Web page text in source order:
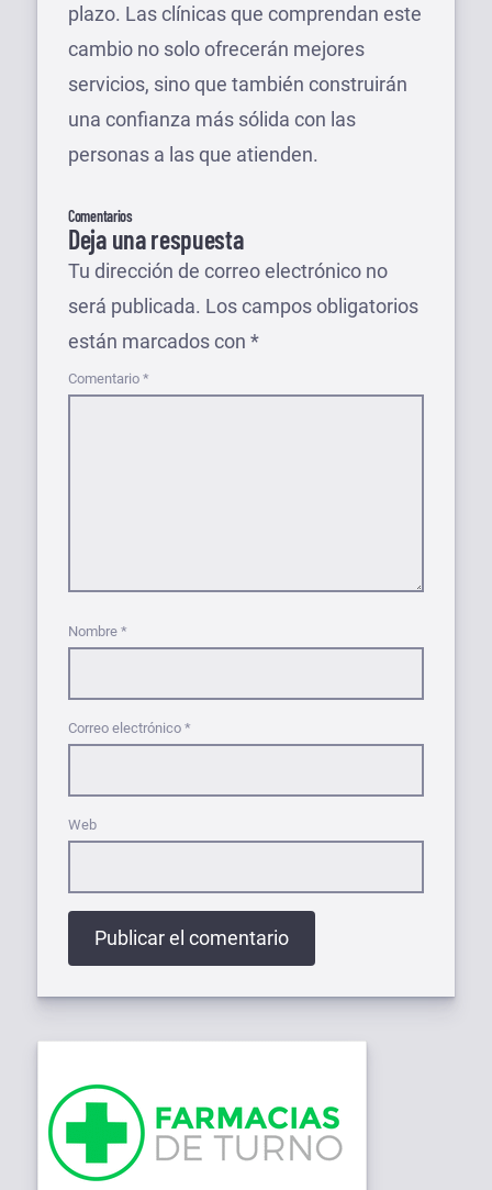
plazo. Las clínicas que comprendan este
cambio no solo ofrecerán mejores
servicios, sino que también construirán
una confianza más sólida con las
personas a las que atienden.
Comentarios
Deja una respuesta
Tu dirección de correo electrónico no
será publicada. Los campos obligatorios
están marcados con *
Comentario *
Nombre *
Correo electrónico *
Web